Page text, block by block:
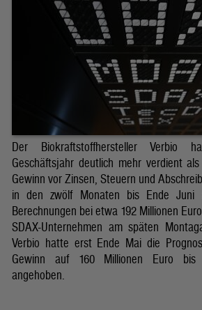
Der Biokraftstoffhersteller Verbio
Geschäftsjahr deutlich mehr verdient
Gewinn vor Zinsen, Steuern und
in den zwölf Monaten bis Ende Juni
Berechnungen bei etwa 192 Millionen
SDAX-Unternehmen am späten
Verbio hatte erst Ende Mai die
Gewinn auf 160 Millionen Euro bis
angehoben.